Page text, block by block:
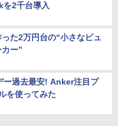
2千台導入
た2万円台の“小さなピュ
ー”
ー過去最安! Anker注目プ
を使ってみた